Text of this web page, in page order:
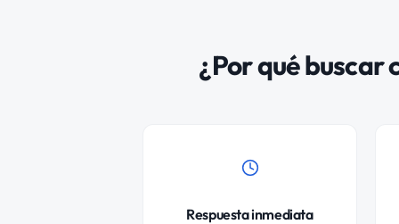
¿Por qué buscar
Respuesta inmediata